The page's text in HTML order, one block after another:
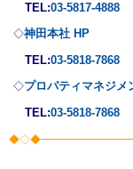
TEL:03-5817-4888
◇神田本社 HP
TEL:03-5818-7868
◇プロパティマネジメ
TEL:03-5818-7868